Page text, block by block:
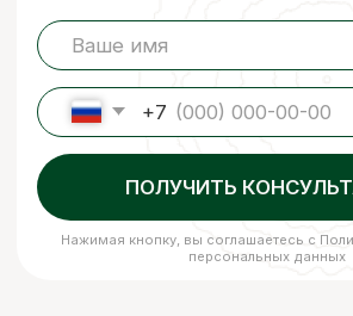
ЗАКАЗАТЬ
Сушка древесины